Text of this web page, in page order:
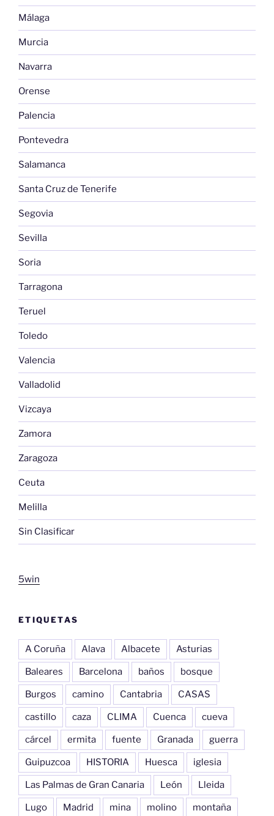
Málaga
Murcia
Navarra
Orense
Palencia
Pontevedra
Salamanca
Santa Cruz de Tenerife
Segovia
Sevilla
Soria
Tarragona
Teruel
Toledo
Valencia
Valladolid
Vizcaya
Zamora
Zaragoza
Ceuta
Melilla
Sin Clasificar
5win
ETIQUETAS
A Coruña Alava Albacete Asturias
Baleares Barcelona baños bosque
Burgos camino Cantabria CASAS
castillo caza CLIMA Cuenca cueva
cárcel ermita fuente Granada guerra
Guipuzcoa HISTORIA Huesca iglesia
Las Palmas de Gran Canaria León Lleida
Lugo Madrid mina molino montaña